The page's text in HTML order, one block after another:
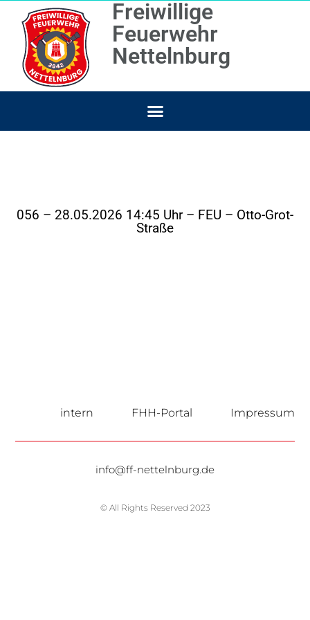
Freiwillige
Feuerwehr
Nettelnburg
056 – 28.05.2026 14:45 Uhr – FEU – Otto-Grot-
Straße
intern FHH-Portal Impressum
info@ff-nettelnburg.de
© All Rights Reserved 2023